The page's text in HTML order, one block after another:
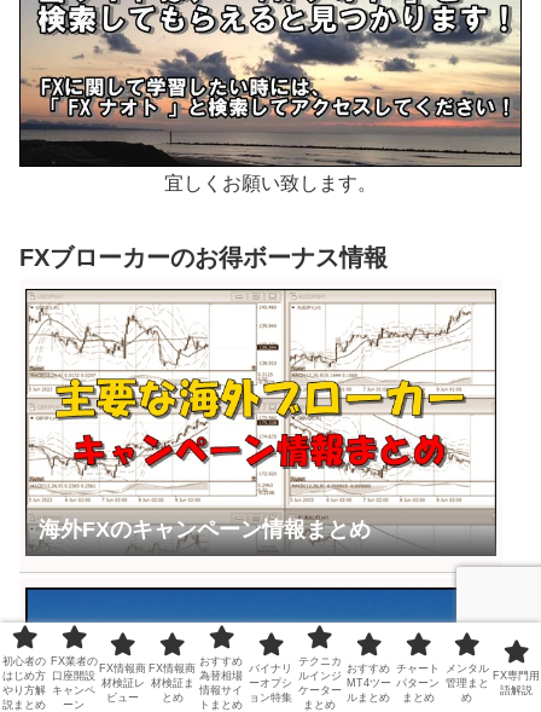
宜しくお願い致します。
FXブローカーのお得ボーナス情報
海外FXのキャンペーン情報まとめ
初心者の
はじめ方
やり方解
説まとめ
FX業者の
口座開設
キャンペ
ーン
FX情報商
材検証レ
ビュー
FX情報商
材検証ま
とめ
おすすめ
為替相場
情報サイ
トまとめ
バイナリ
ーオプシ
ョン特集
テクニカ
ルインジ
ケーター
まとめ
おすすめ
MT4ツー
ルまとめ
チャート
パターン
まとめ
メンタル
管理まと
め
FX専門用
語解説